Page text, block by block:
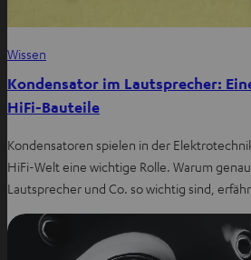
Wissen
Kondensator im Lautsprecher:
HiFi-Bauteile
Kondensatoren spielen in der
HiFi-Welt eine wichtige Rolle. Warum
Lautsprecher und Co. so wichtig sind,